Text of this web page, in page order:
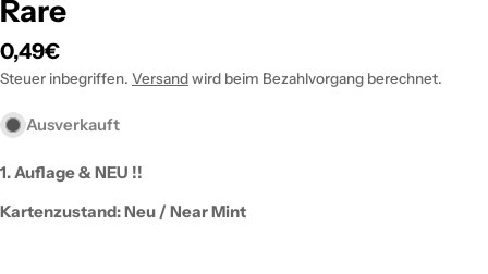
Rare
Regulärer
Preis
0,49€
Steuer inbegriffen. Versandwird beim Bezahlvorgang berechnet.
Ausverkauft
1. Auflage & NEU !!
Kartenzustand: Neu / Near Mint